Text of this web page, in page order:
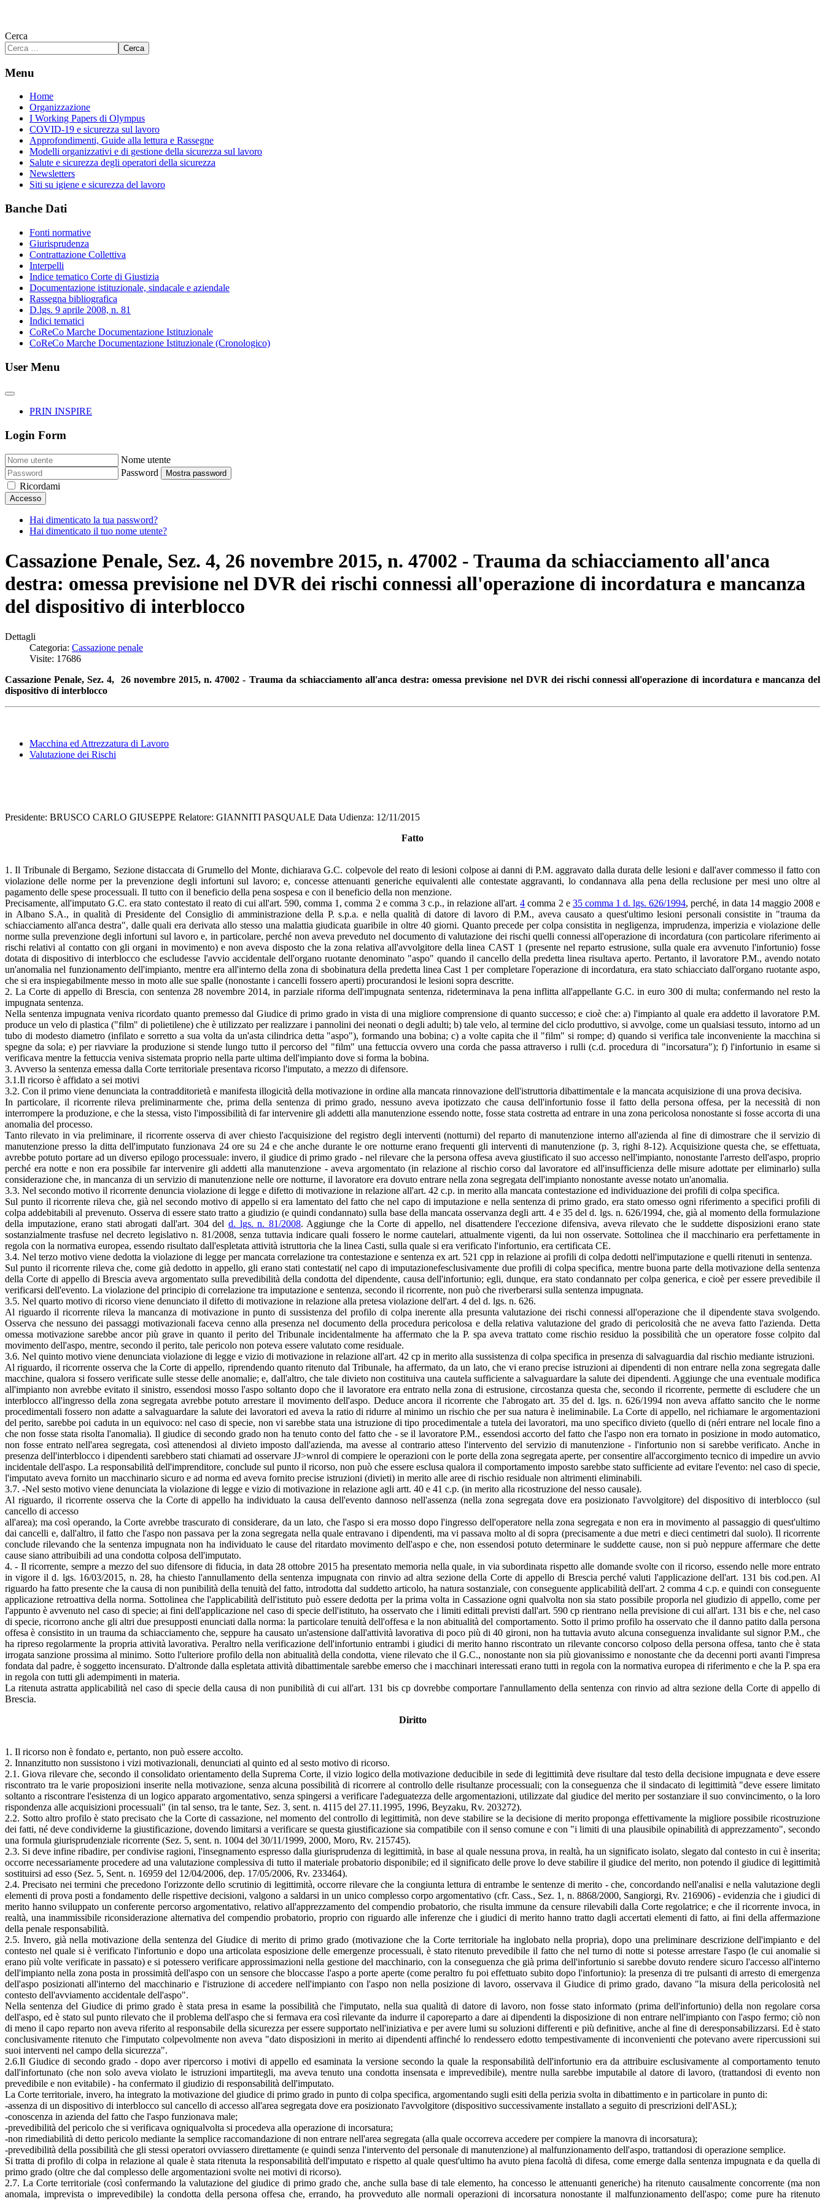
Cerca
Cerca
Menu
Home
Organizzazione
I Working Papers di Olympus
COVID-19 e sicurezza sul lavoro
Approfondimenti, Guide alla lettura e Rassegne
Modelli organizzativi e di gestione della sicurezza sul lavoro
Salute e sicurezza degli operatori della sicurezza
Newsletters
Siti su igiene e sicurezza del lavoro
Banche Dati
Fonti normative
Giurisprudenza
Contrattazione Collettiva
Interpelli
Indice tematico Corte di Giustizia
Documentazione istituzionale, sindacale e aziendale
Rassegna bibliografica
D.lgs. 9 aprile 2008, n. 81
Indici tematici
CoReCo Marche Documentazione Istituzionale
CoReCo Marche Documentazione Istituzionale (Cronologico)
User Menu
PRIN INSPIRE
Login Form
Nome utente
Password
Mostra password
Ricordami
Accesso
Hai dimenticato la tua password?
Hai dimenticato il tuo nome utente?
Cassazione Penale, Sez. 4, 26 novembre 2015, n. 47002 - Trauma da schiacciamento all'anca
destra: omessa previsione nel DVR dei rischi connessi all'operazione di incordatura e mancanza
del dispositivo di interblocco
Dettagli
Categoria: Cassazione penale
Visite: 17686
Cassazione Penale, Sez. 4, 26 novembre 2015, n. 47002 - Trauma da schiacciamento all'anca destra: omessa previsione nel DVR dei rischi connessi all'operazione di incordatura e mancanza del
dispositivo di interblocco
Macchina ed Attrezzatura di Lavoro
Valutazione dei Rischi
Presidente: BRUSCO CARLO GIUSEPPE Relatore: GIANNITI PASQUALE Data Udienza: 12/11/2015
Fatto
1. Il Tribunale di Bergamo, Sezione distaccata di Grumello del Monte, dichiarava G.C. colpevole del reato di lesioni colpose ai danni di P.M. aggravato dalla durata delle lesioni e dall'aver commesso il fatto con
violazione delle norme per la prevenzione degli infortuni sul lavoro; e, concesse attenuanti generiche equivalenti alle contestate aggravanti, lo condannava alla pena della reclusione per mesi uno oltre al
pagamento delle spese processuali. Il tutto con il beneficio della pena sospesa e con il beneficio della non menzione.
Precisamente, all'imputato G.C. era stato contestato il reato di cui all'art. 590, comma 1, comma 2 e comma 3 c.p., in relazione all'art.4 comma 2 e 35 comma 1 d. lgs. 626/1994, perché, in data 14 maggio 2008 e
in Albano S.A., in qualità di Presidente del Consiglio di amministrazione della P. s.p.a. e nella qualità di datore di lavoro di P.M., aveva causato a quest'ultimo lesioni personali consistite in "trauma da
schiacciamento all'anca destra", dalle quali era derivata allo stesso una malattia giudicata guaribile in oltre 40 giorni. Quanto precede per colpa consistita in negligenza, imprudenza, imperizia e violazione delle
norme sulla prevenzione degli infortuni sul lavoro e, in particolare, perché non aveva preveduto nel documento di valutazione dei rischi quelli connessi all'operazione di incordatura (con particolare riferimento ai
rischi relativi al contatto con gli organi in movimento) e non aveva disposto che la zona relativa all'avvolgitore della linea CAST 1 (presente nel reparto estrusione, sulla quale era avvenuto l'infortunio) fosse
dotata di dispositivo di interblocco che escludesse l'avvio accidentale dell'organo ruotante denominato "aspo" quando il cancello della predetta linea risultava aperto. Pertanto, il lavoratore P.M., avendo notato
un'anomalia nel funzionamento dell'impianto, mentre era all'interno della zona di sbobinatura della predetta linea Cast 1 per completare l'operazione di incordatura, era stato schiacciato dall'organo ruotante aspo,
che si era inspiegabilmente messo in moto alle sue spalle (nonostante i cancelli fossero aperti) procurandosi le lesioni sopra descritte.
2. La Corte di appello di Brescia, con sentenza 28 novembre 2014, in parziale riforma dell'impugnata sentenza, rideterminava la pena inflitta all'appellante G.C. in euro 300 di multa; confermando nel resto la
impugnata sentenza.
Nella sentenza impugnata veniva ricordato quanto premesso dal Giudice di primo grado in vista di una migliore comprensione di quanto successo; e cioè che: a) l'impianto al quale era addetto il lavoratore P.M.
produce un velo di plastica ("film" di polietilene) che è utilizzato per realizzare i pannolini dei neonati o degli adulti; b) tale velo, al termine del ciclo produttivo, si avvolge, come un qualsiasi tessuto, intorno ad un
tubo di modesto diametro (infilato e sorretto a sua volta da un'asta cilindrica detta "aspo"), formando una bobina; c) a volte capita che il "film" si rompe; d) quando si verifica tale inconveniente la macchina si
spegne da sola; e) per riavviare la produzione si stende lungo tutto il percorso del "film" una fettuccia ovvero una corda che passa attraverso i rulli (c.d. procedura di "incorsatura"); f) l'infortunio in esame si
verificava mentre la fettuccia veniva sistemata proprio nella parte ultima dell'impianto dove si forma la bobina.
3. Avverso la sentenza emessa dalla Corte territoriale presentava ricorso l'imputato, a mezzo di difensore.
3.1.Il ricorso è affidato a sei motivi
3.2. Con il primo viene denunciata la contradditorietà e manifesta illogicità della motivazione in ordine alla mancata rinnovazione dell'istruttoria dibattimentale e la mancata acquisizione di una prova decisiva.
In particolare, il ricorrente rileva preliminarmente che, prima della sentenza di primo grado, nessuno aveva ipotizzato che causa dell'infortunio fosse il fatto della persona offesa, per la necessità di non
interrompere la produzione, e che la stessa, visto l'impossibilità di far intervenire gli addetti alla manutenzione essendo notte, fosse stata costretta ad entrare in una zona pericolosa nonostante si fosse accorta di una
anomalia del processo.
Tanto rilevato in via preliminare, il ricorrente osserva di aver chiesto l'acquisizione del registro degli interventi (notturni) del reparto di manutenzione interno all'azienda al fine di dimostrare che il servizio di
manutenzione presso la ditta dell'imputato funzionava 24 ore su 24 e che anche durante le ore notturne erano frequenti gli interventi di manutenzione (p. 3, righi 8-12). Acquisizione questa che, se effettuata,
avrebbe potuto portare ad un diverso epilogo processuale: invero, il giudice di primo grado - nel rilevare che la persona offesa aveva giustificato il suo accesso nell'impianto, nonostante l'arresto dell'aspo, proprio
perché era notte e non era possibile far intervenire gli addetti alla manutenzione - aveva argomentato (in relazione al rischio corso dal lavoratore ed all'insufficienza delle misure adottate per eliminarlo) sulla
considerazione che, in mancanza di un servizio di manutenzione nelle ore notturne, il lavoratore era dovuto entrare nella zona segregata dell'impianto nonostante avesse notato un'anomalia.
3.3. Nel secondo motivo il ricorrente denuncia violazione di legge e difetto di motivazione in relazione all'art. 42 c.p. in merito alla mancata contestazione ed individuazione dei profili di colpa specifica.
Sul punto il ricorrente rileva che, già nel secondo motivo di appello si era lamentato del fatto che nel capo di imputazione e nella sentenza di primo grado, era stato omesso ogni riferimento a specifici profili di
colpa addebitabili al prevenuto. Osserva di essere stato tratto a giudizio (e quindi condannato) sulla base della mancata osservanza degli artt. 4 e 35 del d. lgs. n. 626/1994, che, già al momento della formulazione
della imputazione, erano stati abrogati dall'art. 304 del d. lgs. n. 81/2008. Aggiunge che la Corte di appello, nel disattendere l'eccezione difensiva, aveva rilevato che le suddette disposizioni erano state
sostanzialmente trasfuse nel decreto legislativo n. 81/2008, senza tuttavia indicare quali fossero le norme cautelari, attualmente vigenti, da lui non osservate. Sottolinea che il macchinario era perfettamente in
regola con la normativa europea, essendo risultato dall'espletata attività istruttoria che la linea Casti, sulla quale si era verificato l'infortunio, era certificata CE.
3.4. Nel terzo motivo viene dedotta la violazione di legge per mancata correlazione tra contestazione e sentenza ex art. 521 cpp in relazione ai profili di colpa dedotti nell'imputazione e quelli ritenuti in sentenza.
Sul punto il ricorrente rileva che, come già dedotto in appello, gli erano stati contestati( nel capo di imputazionefesclusivamente due profili di colpa specifica, mentre buona parte della motivazione della sentenza
della Corte di appello di Brescia aveva argomentato sulla prevedibilità della condotta del dipendente, causa dell'infortunio; egli, dunque, era stato condannato per colpa generica, e cioè per essere prevedibile il
verificarsi dell'evento. La violazione del principio di correlazione tra imputazione e sentenza, secondo il ricorrente, non può che riverberarsi sulla sentenza impugnata.
3.5. Nel quarto motivo di ricorso viene denunciato il difetto di motivazione in relazione alla pretesa violazione dell'art. 4 del d. lgs. n. 626.
Al riguardo il ricorrente rileva la mancanza di motivazione in punto di sussistenza del profilo di colpa inerente alla presunta valutazione dei rischi connessi all'operazione che il dipendente stava svolgendo.
Osserva che nessuno dei passaggi motivazionali faceva cenno alla presenza nel documento della procedura pericolosa e della relativa valutazione del grado di pericolosità che ne aveva fatto l'azienda. Detta
omessa motivazione sarebbe ancor più grave in quanto il perito del Tribunale incidentalmente ha affermato che la P. spa aveva trattato come rischio residuo la possibilità che un operatore fosse colpito dal
movimento dell'aspo, mentre, secondo il perito, tale pericolo non poteva essere valutato come residuale.
3.6. Nel quinto motivo viene denunciata violazione di legge e vizio di motivazione in relazione all'art. 42 cp in merito alla sussistenza di colpa specifica in presenza di salvaguardia dal rischio mediante istruzioni.
Al riguardo, il ricorrente osserva che la Corte di appello, riprendendo quanto ritenuto dal Tribunale, ha affermato, da un lato, che vi erano precise istruzioni ai dipendenti di non entrare nella zona segregata dalle
macchine, qualora si fossero verificate sulle stesse delle anomalie; e, dall'altro, che tale divieto non costituiva una cautela sufficiente a salvaguardare la salute dei dipendenti. Aggiunge che una eventuale modifica
all'impianto non avrebbe evitato il sinistro, essendosi mosso l'aspo soltanto dopo che il lavoratore era entrato nella zona di estrusione, circostanza questa che, secondo il ricorrente, permette di escludere che un
interblocco all'ingresso della zona segregata avrebbe potuto arrestare il movimento dell'aspo. Deduce ancora il ricorrente che l'abrogato art. 35 del d. lgs. n. 626/1994 non aveva affatto sancito che le norme
procedimentali fossero non adatte a salvaguardare la salute dei lavoratori ed aveva la ratio di ridurre al minimo un rischio che per sua natura è ineliminabile. La Corte di appello, nel richiamare le argomentazioni
del perito, sarebbe poi caduta in un equivoco: nel caso di specie, non vi sarebbe stata una istruzione di tipo procedimentale a tutela dei lavoratori, ma uno specifico divieto (quello di (néri entrare nel locale fino a
che non fosse stata risolta l'anomalia). Il giudice di secondo grado non ha tenuto conto del fatto che - se il lavoratore P.M., essendosi accorto del fatto che l'aspo non era tornato in posizione in modo automatico,
non fosse entrato nell'area segregata, così attenendosi al divieto imposto dall'azienda, ma avesse al contrario atteso l'intervento del servizio di manutenzione - l'infortunio non si sarebbe verificato. Anche in
presenza dell'interblocco i dipendenti sarebbero stati chiamati ad osservare JJ>wnrol di compiere le operazioni con le porte della zona segregata aperte, per consentire all'accorgimento tecnico di impedire un avvio
incidentale dell'aspo. La responsabilità dell'imprenditore, conclude sul punto il ricorso, non può che essere esclusa qualora il comportamento imposto sarebbe stato sufficiente ad evitare l'evento: nel caso di specie,
l'imputato aveva fornito un macchinario sicuro e ad norma ed aveva fornito precise istruzioni (divieti) in merito alle aree di rischio residuale non altrimenti eliminabili.
3.7. -Nel sesto motivo viene denunciata la violazione di legge e vizio di motivazione in relazione agli artt. 40 e 41 c.p. (in merito alla ricostruzione del nesso causale).
Al riguardo, il ricorrente osserva che la Corte di appello ha individuato la causa dell'evento dannoso nell'assenza (nella zona segregata dove era posizionato l'avvolgitore) del dispositivo di interblocco (sul
cancello di accesso
all'area); ma così operando, la Corte avrebbe trascurato di considerare, da un lato, che l'aspo si era mosso dopo l'ingresso dell'operatore nella zona segregata e non era in movimento al passaggio di quest'ultimo
dai cancelli e, dall'altro, il fatto che l'aspo non passava per la zona segregata nella quale entravano i dipendenti, ma vi passava molto al di sopra (precisamente a due metri e dieci centimetri dal suolo). Il ricorrente
conclude rilevando che la sentenza impugnata non ha individuato le cause del ritardato movimento dell'aspo e che, non essendosi potuto determinare le suddette cause, non si può neppure affermare che dette
cause siano attribuibili ad una condotta colposa dell'imputato.
4. - Il ricorrente, sempre a mezzo del suo difensore di fiducia, in data 28 ottobre 2015 ha presentato memoria nella quale, in via subordinata rispetto alle domande svolte con il ricorso, essendo nelle more entrato
in vigore il d. lgs. 16/03/2015, n. 28, ha chiesto l'annullamento della sentenza impugnata con rinvio ad altra sezione della Corte di appello di Brescia perché valuti l'applicazione dell'art. 131 bis cod.pen. Al
riguardo ha fatto presente che la causa di non punibilità della tenuità del fatto, introdotta dal suddetto articolo, ha natura sostanziale, con conseguente applicabilità dell'art. 2 comma 4 c.p. e quindi con conseguente
applicazione retroattiva della norma. Sottolinea che l'applicabilità dell'istituto può essere dedotta per la prima volta in Cassazione ogni qualvolta non sia stato possibile proporla nel giudizio di appello, come per
l'appunto è avvenuto nel caso di specie; ai fini dell'applicazione nel caso di specie dell'istituto, ha osservato che i limiti edittali previsti dall'art. 590 cp rientrano nella previsione di cui all'art. 131 bis e che, nel caso
di specie, ricorrono anche gli altri due presupposti enunciati dalla norma: la particolare tenuità dell'offesa e la non abitualità del comportamento. Sotto il primo profilo ha osservato che il danno patito dalla persona
offesa è consistito in un trauma da schiacciamento che, seppure ha causato un'astensione dall'attività lavorativa di poco più di 40 gironi, non ha tuttavia avuto alcuna conseguenza invalidante sul signor P.M., che
ha ripreso regolarmente la propria attività lavorativa. Peraltro nella verificazione dell'infortunio entrambi i giudici di merito hanno riscontrato un rilevante concorso colposo della persona offesa, tanto che è stata
irrogata sanzione prossima al minimo. Sotto l'ulteriore profilo della non abitualità della condotta, viene rilevato che il G.C., nonostante non sia più giovanissimo e nonostante che da decenni porti avanti l'impresa
fondata dal padre, è soggetto incensurato. D'altronde dalla espletata attività dibattimentale sarebbe emerso che i macchinari interessati erano tutti in regola con la normativa europea di riferimento e che la P. spa era
in regola con tutti gli adempimenti in materia.
La ritenuta astratta applicabilità nel caso di specie della causa di non punibilità di cui all'art. 131 bis cp dovrebbe comportare l'annullamento della sentenza con rinvio ad altra sezione della Corte di appello di
Brescia.
Diritto
1. Il ricorso non è fondato e, pertanto, non può essere accolto.
2. Innanzitutto non sussistono i vizi motivazionali, denunciati al quinto ed al sesto motivo di ricorso.
2.1. Giova rilevare che, secondo il consolidato orientamento della Suprema Corte, il vizio logico della motivazione deducibile in sede di legittimità deve risultare dal testo della decisione impugnata e deve essere
riscontrato tra le varie proposizioni inserite nella motivazione, senza alcuna possibilità di ricorrere al controllo delle risultanze processuali; con la conseguenza che il sindacato di legittimità "deve essere limitato
soltanto a riscontrare l'esistenza di un logico apparato argomentativo, senza spingersi a verificare l'adeguatezza delle argomentazioni, utilizzate dal giudice del merito per sostanziare il suo convincimento, o la loro
rispondenza alle acquisizioni processuali" (in tal senso, tra le tante, Sez. 3, sent. n. 4115 del 27.11.1995, 1996, Beyzaku, Rv. 203272).
2.2. Sotto altro profilo è stato precisato che la Corte di cassazione, nel momento del controllo di legittimità, non deve stabilire se la decisione di merito proponga effettivamente la migliore possibile ricostruzione
dei fatti, né deve condividerne la giustificazione, dovendo limitarsi a verificare se questa giustificazione sia compatibile con il senso comune e con "i limiti di una plausibile opinabilità di apprezzamento", secondo
una formula giurisprudenziale ricorrente (Sez. 5, sent. n. 1004 del 30/11/1999, 2000, Moro, Rv. 215745).
2.3. Si deve infine ribadire, per condivise ragioni, l'insegnamento espresso dalla giurisprudenza di legittimità, in base al quale nessuna prova, in realtà, ha un significato isolato, slegato dal contesto in cui è inserita;
occorre necessariamente procedere ad una valutazione complessiva di tutto il materiale probatorio disponibile; ed il significato delle prove lo deve stabilire il giudice del merito, non potendo il giudice di legittimità
sostituirsi ad esso (Sez. 5, Sent. n. 16959 del 12/04/2006, dep. 17/05/2006, Rv. 233464).
2.4. Precisato nei termini che precedono l'orizzonte dello scrutinio di legittimità, occorre rilevare che la congiunta lettura di entrambe le sentenze di merito - che, concordando nell'analisi e nella valutazione degli
elementi di prova posti a fondamento delle rispettive decisioni, valgono a saldarsi in un unico complesso corpo argomentativo (cfr. Cass., Sez. 1, n. 8868/2000, Sangiorgi, Rv. 216906) - evidenzia che i giudici di
merito hanno sviluppato un conferente percorso argomentativo, relativo all'apprezzamento del compendio probatorio, che risulta immune da censure rilevabili dalla Corte regolatrice; e che il ricorrente invoca, in
realtà, una inammissibile riconsiderazione alternativa del compendio probatorio, proprio con riguardo alle inferenze che i giudici di merito hanno tratto dagli accertati elementi di fatto, ai fini della affermazione
della penale responsabilità.
2.5. Invero, già nella motivazione della sentenza del Giudice di merito di primo grado (motivazione che la Corte territoriale ha inglobato nella propria), dopo una preliminare descrizione dell'impianto e del
contesto nel quale si è verificato l'infortunio e dopo una articolata esposizione delle emergenze processuali, è stato ritenuto prevedibile il fatto che nel turno di notte si potesse arrestare l'aspo (le cui anomalie si
erano più volte verificate in passato) e si potessero verificare approssimazioni nella gestione del macchinario, con la conseguenza che già prima dell'infortunio si sarebbe dovuto rendere sicuro l'accesso all'interno
dell'impianto nella zona posta in prossimità dell'aspo con un sensore che bloccasse l'aspo a porte aperte (come peraltro fu poi effettuato subito dopo l'infortunio): la presenza di tre pulsanti di arresto di emergenza
dell'aspo posizionati all'interno del macchinario e l'istruzione di accedere nell'impianto con l'aspo non nella posizione di lavoro, osservava il Giudice di primo grado, davano "la misura della pericolosità nel
contesto dell'avviamento accidentale dell'aspo".
Nella sentenza del Giudice di primo grado è stata presa in esame la possibilità che l'imputato, nella sua qualità di datore di lavoro, non fosse stato informato (prima dell'infortunio) della non regolare corsa
dell'aspo, ed è stato sul punto rilevato che il problema dell'aspo che si fermava era così rilevante da indurre il caporeparto a dare ai dipendenti la disposizione di non entrare nell'impianto con l'aspo fermo; ciò non
di meno il capo reparto non aveva riferito al responsabile della sicurezza per essere supportato nell'iniziativa e per avere lumi su soluzioni differenti e più definitive, anche al fine di deresponsabilizzarsi. Ed è stato
conclusivamente ritenuto che l'imputato colpevolmente non aveva "dato disposizioni in merito ai dipendenti affinché lo rendessero edotto tempestivamente di inconvenienti che potevano avere ripercussioni sui
suoi interventi nel campo della sicurezza".
2.6.Il Giudice di secondo grado - dopo aver ripercorso i motivi di appello ed esaminata la versione secondo la quale la responsabilità dell'infortunio era da attribuire esclusivamente al comportamento tenuto
dall'infortunato (che non solo aveva violato le istruzioni impartitegli, ma aveva tenuto una condotta insensata e imprevedibile), mentre nulla sarebbe imputabile al datore di lavoro, (trattandosi di evento non
prevedibile e non evitabile) - ha confermato il giudizio di responsabilità dell'imputato.
La Corte territoriale, invero, ha integrato la motivazione del giudice di primo grado in punto di colpa specifica, argomentando sugli esiti della perizia svolta in dibattimento e in particolare in punto di:
-assenza di un dispositivo di interblocco sul cancello di accesso all'area segregata dove era posizionato l'avvolgitore (dispositivo successivamente installato a seguito di prescrizioni dell'ASL);
-conoscenza in azienda del fatto che l'aspo funzionava male;
-prevedibilità del pericolo che si verificava ogniqualvolta si procedeva alla operazione di incorsatura;
-non rimediabilità di detto pericolo mediante la semplice raccomandazione di non entrare nell'area segregata (alla quale occorreva accedere per compiere la manovra di incorsatura);
-prevedibilità della possibilità che gli stessi operatori ovviassero direttamente (e quindi senza l'intervento del personale di manutenzione) al malfunzionamento dell'aspo, trattandosi di operazione semplice.
Si tratta di profilo di colpa in relazione al quale è stata ritenuta la responsabilità dell'imputato e rispetto al quale quest'ultimo ha avuto piena facoltà di difesa, come emerge dalla sentenza impugnata e da quella di
primo grado (oltre che dal complesso delle argomentazioni svolte nei motivi di ricorso).
2.7. La Corte territoriale (così confermando la valutazione del giudice di primo grado che, anche sulla base di tale elemento, ha concesso le attenuanti generiche) ha ritenuto causalmente concorrente (ma non
anomala, imprevista o imprevedibile) la condotta della persona offesa che, errando, ha provveduto alle normali operazioni di incorsatura nonostante il malfunzionamento dell'aspo; come pure ha ritenuto